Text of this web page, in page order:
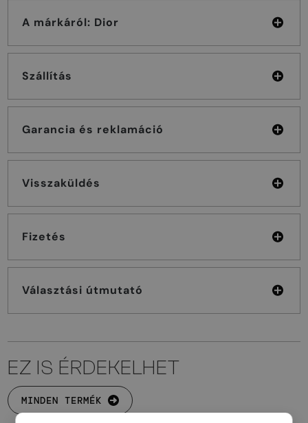
A márkáról: Dior
Szállítás
Garancia és reklamáció
Visszaküldés
Fizetés
Választási útmutató
EZ IS ÉRDEKELHET
MINDEN TERMÉK